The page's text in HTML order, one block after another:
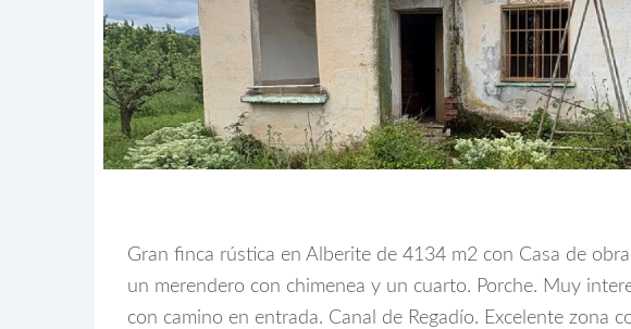
Gran finca rústica en Alberite de 4134 m2 con Casa de
un merendero con chimenea y un cuarto. Porche. Muy
con camino en entrada. Canal de Regadío. Excelente zona